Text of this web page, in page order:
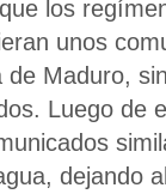
los
unos
Maduro,
Luego de
dejando